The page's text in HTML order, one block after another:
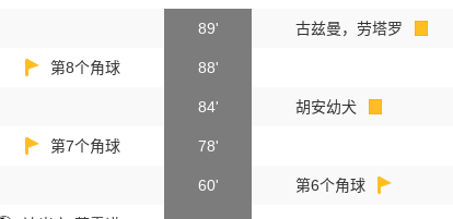
古兹曼，劳塔罗
89'
第8个角球 88'
胡安幼犬
84'
第7个角球 78'
第6个角球
60'